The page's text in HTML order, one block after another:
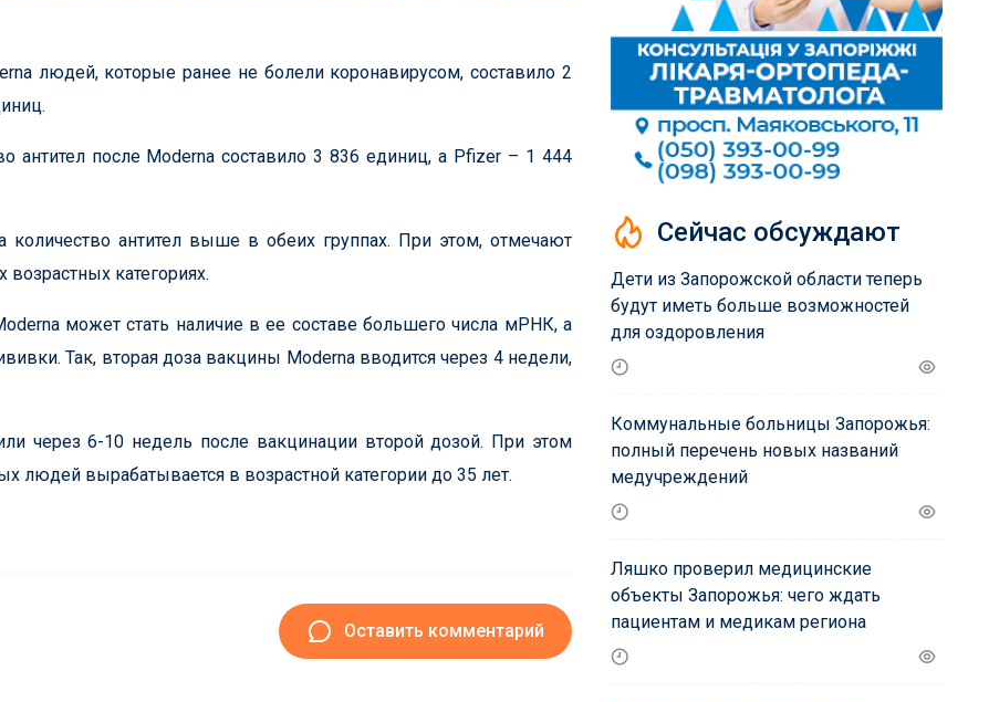
людей, которые ранее не болели коронавирусом, составило 2
антител после Moderna составило 3 836 единиц, а Pfizer – 1 444
количество антител выше в обеих группах. При этом, отмечают
категориях.
может стать наличие в ее составе большего числа мРНК, а
Так, вторая доза вакцины Moderna вводится через 4 недели,
через 6-10 недель после вакцинации второй дозой. При этом
людей вырабатывается в возрастной категории до 35 лет.
Оставить комментарий
Сейчас обсуждают
Дети из Запорожской области теперь
будут иметь больше возможностей
для оздоровления
Коммунальные больницы Запорожья:
полный перечень новых названий
медучреждений
Ляшко проверил медицинские
объекты Запорожья: чего ждать
пациентам и медикам региона